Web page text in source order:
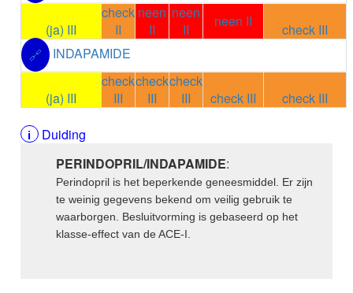
ALFA-1-PROTEINASEREMMER humaan
ALFENTANYL HCl
ALFUZOSINE
ALGELDRAAT
ALGELDRAAT / MAGNESIUM HYDROXYDE
ALGINAAT Na / BICARBONAAT Na
ALGINAAT Na / Na BICARBONAAT / CALCIUM
CARBONAAT
ALGINEZUUR
ALGLUCOSIDASE alfa
ALIROCUMAB
ALITRETINOINE
ALIZAPRIDE
(ja) III
check
II
neen
II
neen
II
neen II
check III
🔗
INDAPAMIDE
(ja) III
check
III
check
III
check
III
check III
check III
Duiding
PERINDOPRIL/INDAPAMIDE:
Perindopril is het beperkende geneesmiddel. Er zijn
te weinig gegevens bekend om veilig gebruik te
waarborgen. Besluitvorming is gebaseerd op het
klasse-effect van de ACE-I.